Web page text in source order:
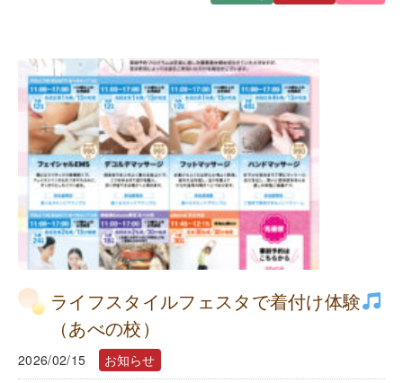
ライフスタイルフェスタで着付け体験
（あべの校）
2026/02/15 お知らせ